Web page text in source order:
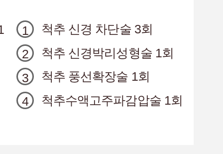
척추 신경 차단술 3회
척추 신경박리성형술 1회
척추 풍선확장술 1회
척추수액고주파감압술 1회